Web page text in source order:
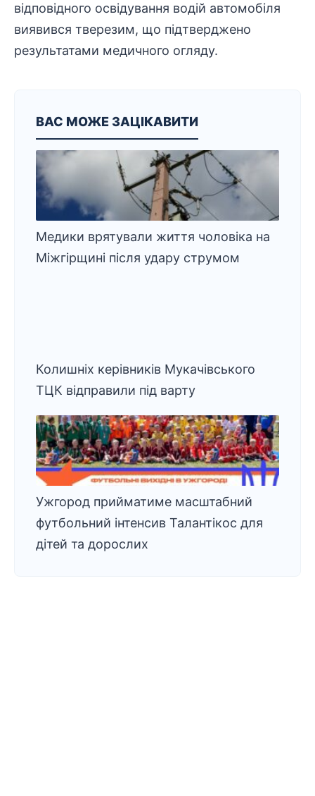
відповідного освідування водій автомобіля
виявився тверезим, що підтверджено
результатами медичного огляду.
ВАС МОЖЕ ЗАЦІКАВИТИ
Медики врятували життя чоловіка на
Міжгірщині після удару струмом
Колишніх керівників Мукачівського
ТЦК відправили під варту
Ужгород прийматиме масштабний
футбольний інтенсив Талантікос для
дітей та дорослих